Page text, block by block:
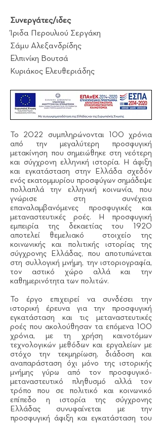
Συνεργάτες/ιδες
Ίριδα Περουλιού Σεργάκη
Σάμυ Αλεξανδρίδης
Ελπινίκη Βουτσά
Κυριάκος Ελευθεριάδης
Το 2022 συμπληρώνονται 100 χρόνια
από την μεγαλύτερη προσφυγική
μετακίνηση που σημειώθηκε στη νεότερη
και σύγχρονη ελληνική ιστορία. Η άφιξη
και εγκατάσταση στην Ελλάδα σχεδόν
ενός εκατομμυρίου προσφύγων σημάδεψε
πολλαπλά την ελληνική κοινωνία, που
γνώρισε στη συνέχεια
επαναλαμβανόμενες προσφυγικές και
μεταναστευτικές ροές. Η προσφυγική
εμπειρία της δεκαετίας του 1920
αποτελεί θεμελιακό στοιχείο της
κοινωνικής και πολιτικής ιστορίας της
σύγχρονης Ελλάδας, που αποτυπώνεται
στη συλλογική μνήμη, την ιστοριογραφία,
τον αστικό χώρο αλλά και την
καθημερινότητα των πολιτών.
Το έργο επιχειρεί να συνδέσει την
ιστορική έρευνα για την προσφυγική
εγκατάσταση και τις μεταναστευτικές
ροές που ακολούθησαν τα επόμενα 100
χρόνια, με τη χρήση καινοτόμων
τεχνολογικών μεθόδων και εργαλείων με
στόχο την τεκμηρίωση, διάδοση και
αναπαράσταση όχι μόνο της ιστορικής
μνήμης γύρω από τον προσφυγικό-
μεταναστευτικό πληθυσμό αλλά τον
τρόπο που σε πολιτικό και κοινωνικό
επίπεδο η ιστορία της σύγχρονης
Ελλάδας συνυφαίνεται με την
προσφυγική άφιξη και εγκατάσταση του